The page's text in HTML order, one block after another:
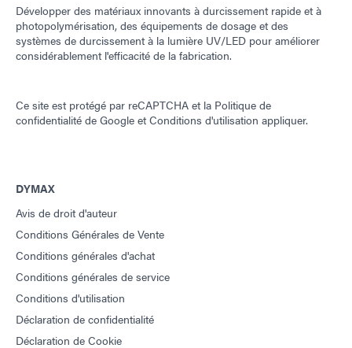
Développer des matériaux innovants à durcissement rapide et à
photopolymérisation, des équipements de dosage et des
systèmes de durcissement à la lumière UV/LED pour améliorer
considérablement l'efficacité de la fabrication.
Ce site est protégé par reCAPTCHA et la Politique de
confidentialité de Google etConditions d'utilisation appliquer.
DYMAX
Avis de droit d'auteur
Conditions Générales de Vente
Conditions générales d'achat
Conditions générales de service
Conditions d'utilisation
Déclaration de confidentialité
Déclaration de Cookie